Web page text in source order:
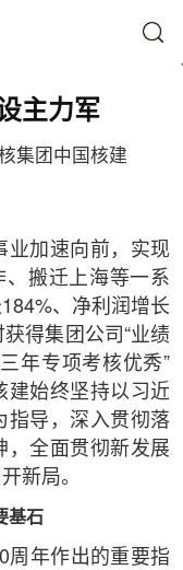
主力军
集团 中国核建
业加速向前，实现
、搬迁上海等一系
、净利润增长
得集团公司“业绩
年专项考核优秀”
始终坚持以习近
指导，深入贯彻落
，全面贯彻新发展
新局。
基石
周年作出的重要指